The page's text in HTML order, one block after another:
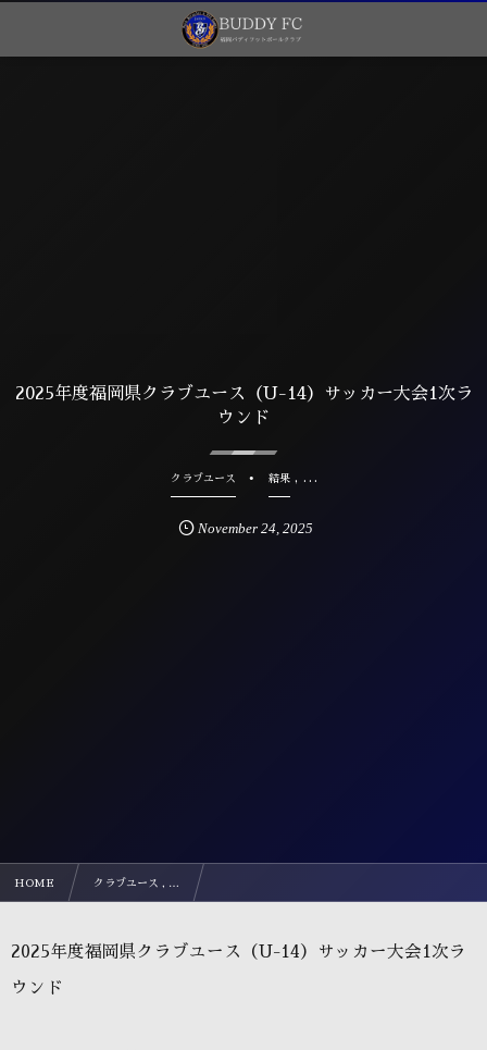
2025年度福岡県クラブユース（U-14）サッカー大会1次ラ
ウンド
クラブユース 結果, …
November 24, 2025
HOME クラブユース , …
2025年度福岡県クラブユース（U-14）サッカー大会1次ラ
ウンド